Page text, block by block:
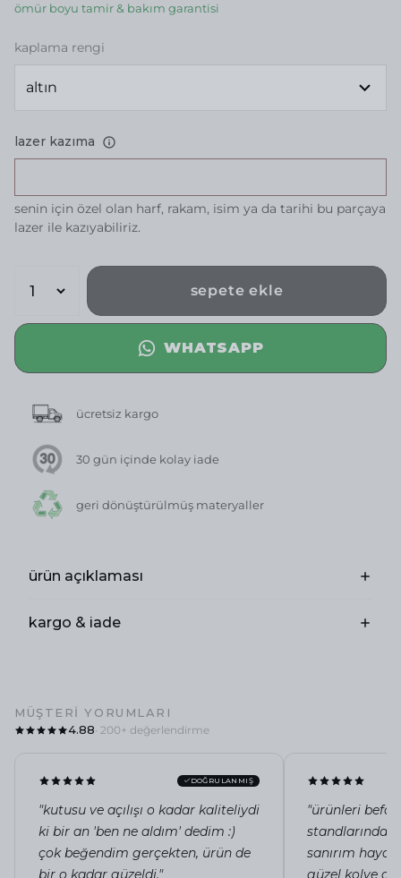
ömür boyu tamir & bakım garantisi
kaplama rengi
lazer kazıma
senin için özel olan harf, rakam, isim ya da tarihi bu parçaya
lazer ile kazıyabiliriz.
sepete ekle
WHATSAPP
ücretsiz kargo
30 gün içinde kolay iade
geri dönüştürülmüş materyaller
ürün açıklaması
kargo & iade
MÜŞTERI YORUMLARI
4.88· 200+ değerlendirme
DOĞRULANMIŞ
"kutusu ve açılışı o kadar kaliteliydi
ki bir an 'ben ne aldım' dedim :)
çok beğendim gerçekten, ürün de
bir o kadar güzeldi."
"ürünleri
standlarında
sanırım
güzel kolye